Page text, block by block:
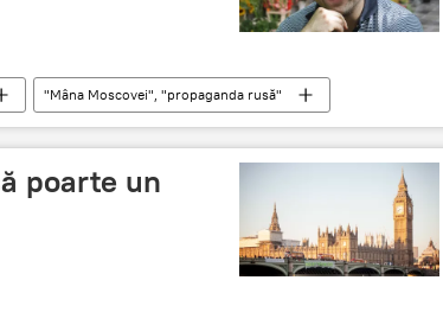
"Mâna Moscovei", "propaganda rusă"
poarte un